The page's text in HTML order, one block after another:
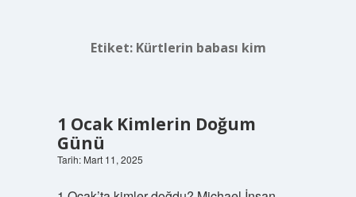
Etiket: Kürtlerin babası kim
1 Ocak Kimlerin Doğum
Günü
Tarih: Mart 11, 2025